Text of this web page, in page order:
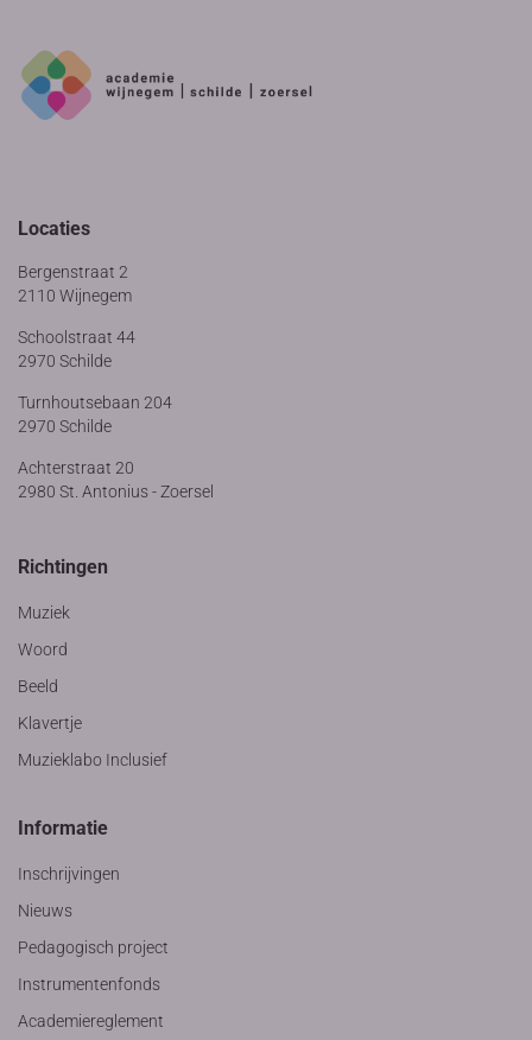
Locaties
Bergenstraat 2
2110 Wijnegem
Schoolstraat 44
2970 Schilde
Turnhoutsebaan 204
2970 Schilde
Achterstraat 20
2980 St. Antonius - Zoersel
Richtingen
Muziek
Woord
Beeld
Klavertje
Muzieklabo Inclusief
Informatie
Inschrijvingen
Nieuws
Pedagogisch project
Instrumentenfonds
Academiereglement